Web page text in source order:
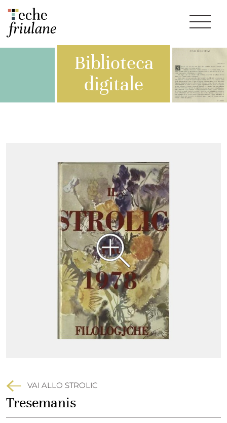
Biblioteca
digitale
VAI ALLO STROLIC
Tresemanis